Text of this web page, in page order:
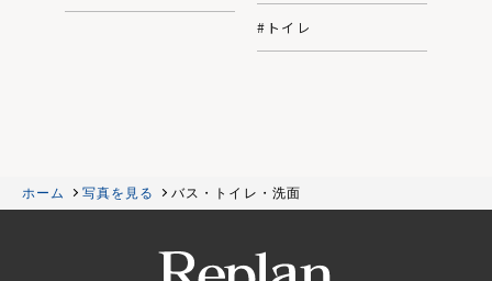
#トイレ
ホーム 写真を見る バス・トイレ・洗面